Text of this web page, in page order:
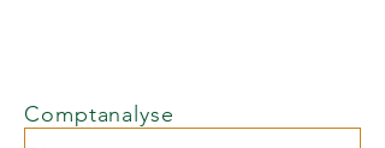
Comptanalyse